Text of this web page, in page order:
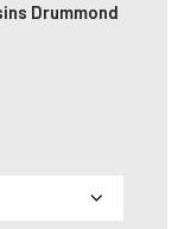
Drummond